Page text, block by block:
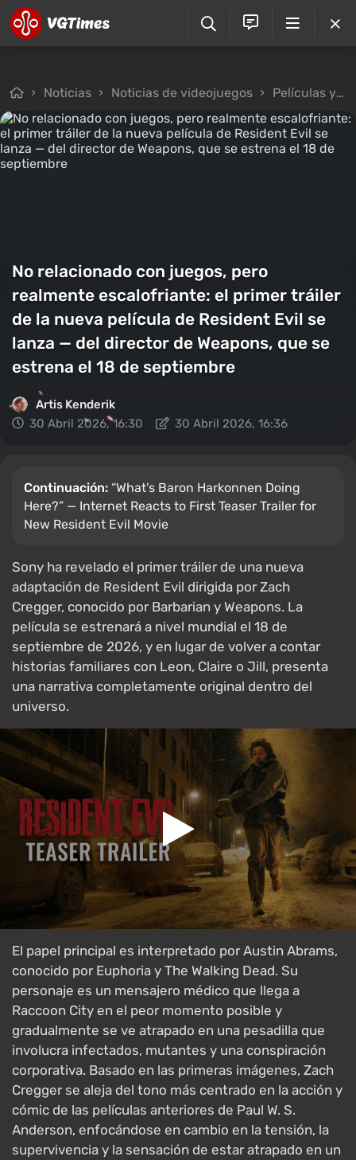
Noticias Noticias de videojuegos Películas y series de televisión
No relacionado con juegos, pero
realmente escalofriante: el primer tráiler
de la nueva película de Resident Evil se
lanza — del director de Weapons, que se
estrena el 18 de septiembre
Artis Kenderik
30 Abril 2026, 16:30
30 Abril 2026, 16:36
Continuación: “What’s Baron Harkonnen Doing
Here?” — Internet Reacts to First Teaser Trailer for
New Resident Evil Movie
Sony ha revelado el primer tráiler de una nueva
adaptación de Resident Evil dirigida por Zach
Cregger, conocido por Barbarian y Weapons. La
película se estrenará a nivel mundial el 18 de
septiembre de 2026, y en lugar de volver a contar
historias familiares con Leon, Claire o Jill, presenta
una narrativa completamente original dentro del
universo.
El papel principal es interpretado por Austin Abrams,
conocido por Euphoria y The Walking Dead. Su
personaje es un mensajero médico que llega a
Raccoon City en el peor momento posible y
gradualmente se ve atrapado en una pesadilla que
involucra infectados, mutantes y una conspiración
corporativa. Basado en las primeras imágenes, Zach
Cregger se aleja del tono más centrado en la acción y
cómic de las películas anteriores de Paul W. S.
Anderson, enfocándose en cambio en la tensión, la
supervivencia y la sensación de estar atrapado en un